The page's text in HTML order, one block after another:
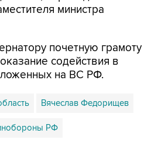
министра
почетную грамоту
содействия в
на ВС РФ.
Вячеслав Федорищев
РФ